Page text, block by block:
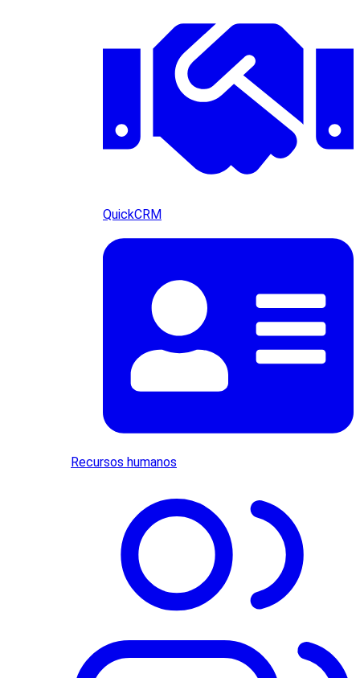
QuickCRM
Recursos humanos